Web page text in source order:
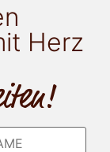
Herz